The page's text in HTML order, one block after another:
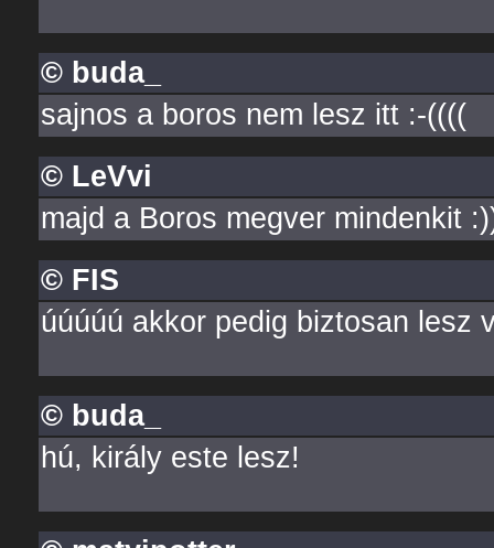
© buda_
sajnos a boros nem lesz itt :-((((
© LeVvi
majd a Boros megver mindenkit
© FIS
úúúúú akkor pedig biztosan lesz
© buda_
hú, király este lesz!